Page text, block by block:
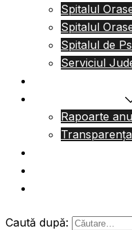
Spitalul
Spitalul
Spitalul de
Serviciul
Rapoarte
Caută după: